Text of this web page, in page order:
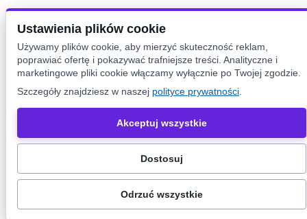
Ustawienia plików cookie
Używamy plików cookie, aby mierzyć skuteczność reklam,
poprawiać ofertę i pokazywać trafniejsze treści. Analityczne i
marketingowe pliki cookie włączamy wyłącznie po Twojej zgodzie.
Szczegóły znajdziesz w naszej polityce prywatności
Akceptuj wszystkie
Dostosuj
Odrzuć wszystkie